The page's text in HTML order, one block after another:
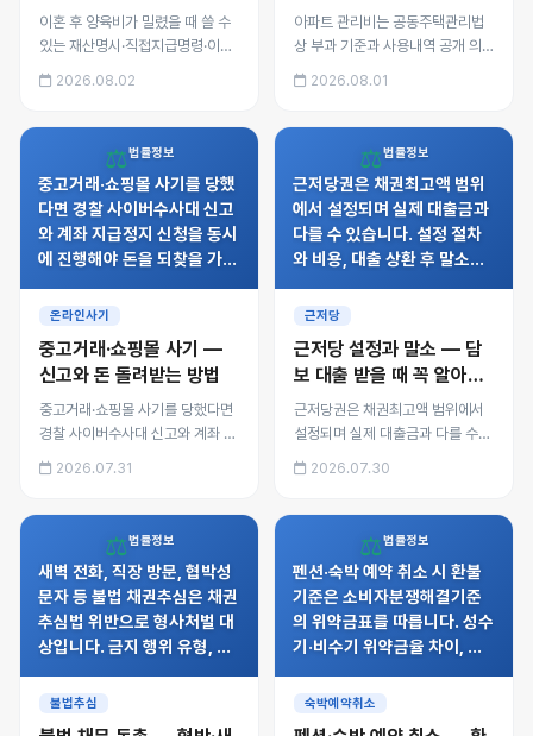
치·형사처벌까지 단계별 대
응
이혼 후 양육비가 밀렸을 때 쓸 수
있는 재산명시·직접지급명령·이행
명령·감치·제재조치·형사처벌의 순
서와, 2025년 7월 시행된 양육비
2026.08.02
방법
아파트 관리비는 공동주택관리법
상 부과 기준과 사용내역 공개 의
무가 있어 임의로 산정할 수 없습
니다. 장기수선충당금 반환청구,
2026.08.01
⚖️법률정보
중고거래·쇼핑몰 사기를 당했
다면 경찰 사이버수사대 신고
와 계좌 지급정지 신청을 동시
에 진행해야 돈을 되찾을 가능
거래별 증거 확보 방법, 통신
지 정리했습니다.
온라인사기
중고거래·쇼핑몰 사기 —
신고와 돈 돌려받는 방법
중고거래·쇼핑몰 사기를 당했다면
경찰 사이버수사대 신고와 계좌 지
급정지 신청을 동시에 진행해야 돈
을 되찾을 가능성이 높아집니다.
판까지 정리했습니다.
2026.07.31
⚖️법률정보
근저당권은 채권최고액 범위
에서 설정되며 실제 대출금과
다를 수 있습니다. 설정 절차
와 비용, 대출 상환 후 말소등
소를 미루면 생기는 불이익을
근저당
근저당 설정과 말소 — 담
보 대출 받을 때 꼭 알아야
할 절차
근저당권은 채권최고액 범위에서
설정되며 실제 대출금과 다를 수
있습니다. 설정 절차와 비용, 대출
상환 후 말소등기를 직접 신청하는
2026.07.30
⚖️법률정보
새벽 전화, 직장 방문, 협박성
문자 등 불법 채권추심은 채권
추심법 위반으로 형사처벌 대
상입니다. 금지 행위 유형, 녹
융감독원·경찰 신고 절차와 손
불법추심
⚖️법률정보
펜션·숙박 예약 취소 시 환불
기준은 소비자분쟁해결기준
의 위약금표를 따릅니다. 성수
기·비수기 위약금율 차이, 업
액 배상, 플랫폼 예약과 직접
숙박예약취소